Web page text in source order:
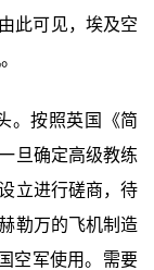
此可见，埃及空
。按照英国《简
旦确定高级教练
立进行磋商，待
勒万的飞机制造
空军使用。需要